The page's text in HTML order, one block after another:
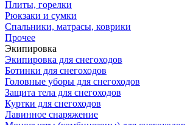
Плиты, горелки
Рюкзаки и сумки
Спальники, матрасы, коврики
Прочее
Экипировка
Экипировка для снегоходов
Ботинки для снегоходов
Головные уборы для снегоходов
Защита тела для снегоходов
Куртки для снегоходов
Лавинное снаряжение